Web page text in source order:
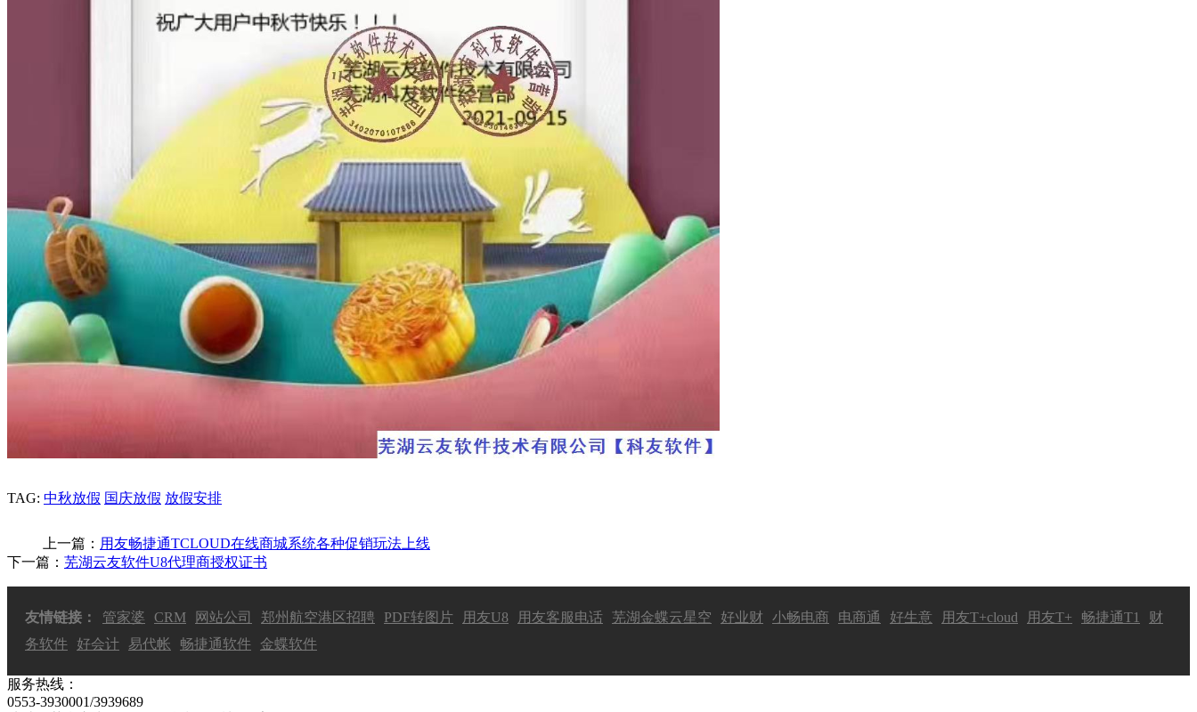
TAG: 中秋放假 国庆放假 放假安排
上一篇： 用友畅捷通TCLOUD在线商城系统各种促销玩法上线
下一篇： 芜湖云友软件U8代理商授权证书
友情链接： 管家婆 CRM 网站公司 郑州航空港区招聘 PDF转图片 用友U8 用友客服电话 芜湖金蝶云星空 好业财 小畅电商 电商通 好生意 用友T+cloud 用友T+ 畅捷通T1
财
务软件
好会计 易代帐 畅捷通软件 金蝶软件
服务热线：
0553-3930001/3939689